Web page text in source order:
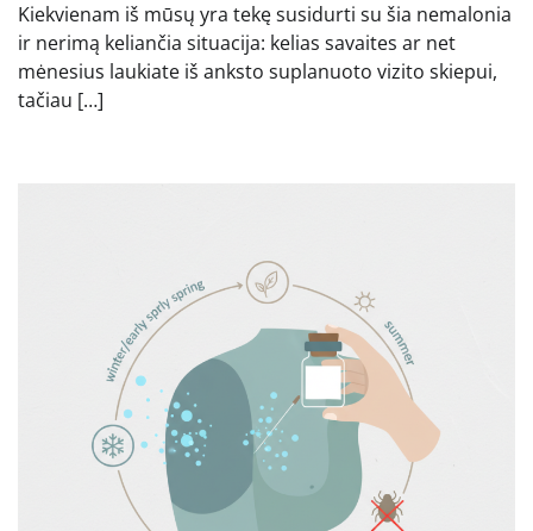
Kiekvienam iš mūsų yra tekę susidurti su šia nemalonia
ir nerimą keliančia situacija: kelias savaites ar net
mėnesius laukiate iš anksto suplanuoto vizito skiepui,
tačiau […]